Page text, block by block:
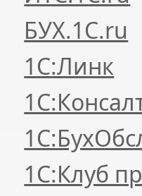
БУХ.1С.ru
1С:Линк
1С:Клуб